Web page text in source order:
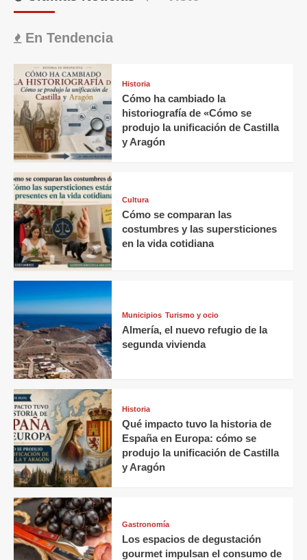
En Tendencia
Historia
Cómo ha cambiado la
historiografía de «Cómo se
produjo la unificación de Castilla
y Aragón
Cultura
Cómo se comparan las
costumbres y las supersticiones
en la vida cotidiana
Municipios Turismo y ocio
Almería, el nuevo refugio de la
segunda vivienda
Historia
Qué impacto tuvo la historia de
España en Europa: cómo se
produjo la unificación de Castilla
y Aragón
Gastronomía
Los espacios de degustación
gourmet impulsan el consumo de